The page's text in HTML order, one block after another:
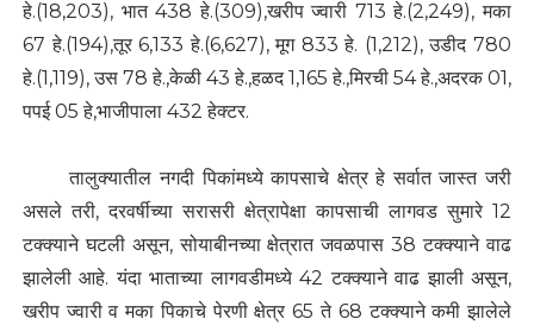
हे.(18,203), भात 438 हे.(309),खरीप ज्वारी 713 हे.(2,249), मका
67 हे.(194),तूर 6,133 हे.(6,627), मूग 833 हे. (1,212), उडीद 780
हे.(1,119), उस 78 हे.,केळी 43 हे.,हळद 1,165 हे.,मिरची 54 हे.,अदरक 01,
पपई 05 हे,भाजीपाला 432 हेक्टर.
तालुक्यातील नगदी पिकांमध्ये कापसाचे क्षेत्र हे सर्वात जास्त जरी
असले तरी, दरवर्षीच्या सरासरी क्षेत्रापेक्षा कापसाची लागवड सुमारे 12
टक्क्याने घटली असून, सोयाबीनच्या क्षेत्रात जवळपास 38 टक्क्याने वाढ
झालेली आहे. यंदा भाताच्या लागवडीमध्ये 42 टक्क्याने वाढ झाली असून,
खरीप ज्वारी व मका पिकाचे पेरणी क्षेत्र 65 ते 68 टक्क्याने कमी झालेले